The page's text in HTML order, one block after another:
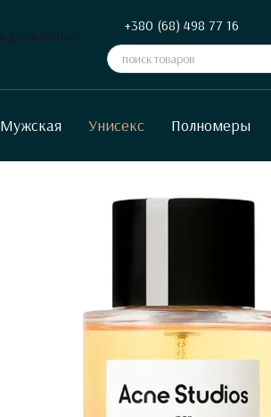
+380 (68) 498 77 16
Мужская Унисекс Полномеры